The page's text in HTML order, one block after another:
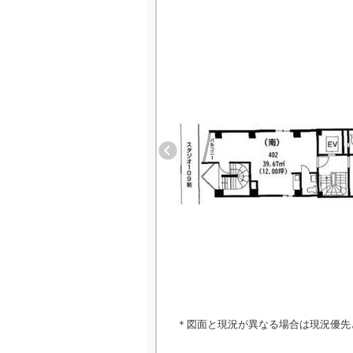
＊図面と現況が異なる場合は現況優